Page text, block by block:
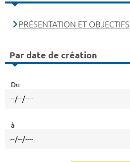
PRÉSENTATION ET OBJECTIFS
Par date de création
Du
à